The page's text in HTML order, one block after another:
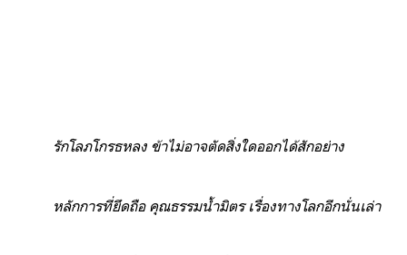
รักโลภโกรธหลง ข้าไม่อาจตัดสิ่งใดออกได้สักอย่าง
หลักการที่ยึดถือ คุณธรรมน้ำมิตร เรื่องทางโลกอีกนั่นเล่า